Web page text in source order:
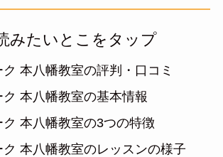
みたいとこをタップ
本八幡教室の評判・口コミ
本八幡教室の基本情報
本八幡教室の3つの特徴
本八幡教室のレッスンの様子